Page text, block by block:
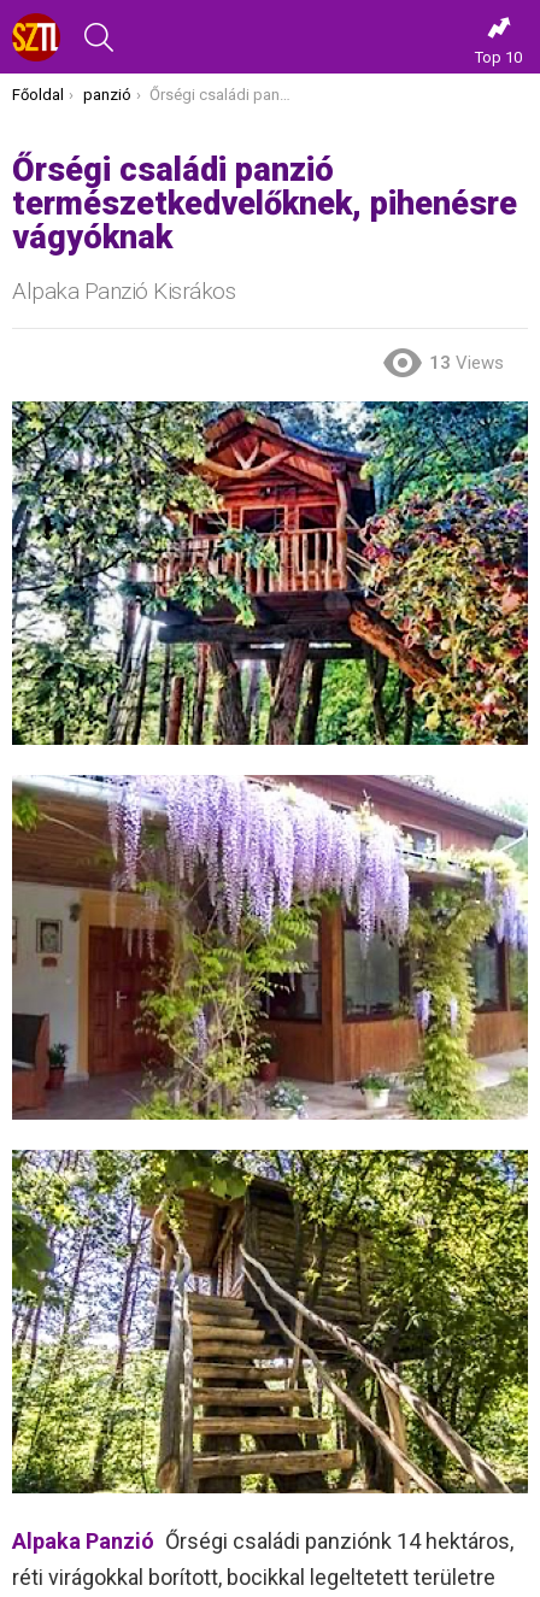
Top 10
Itt vagy most:
Főoldal panzió Őrségi családi panzió természetkedvelőknek, pihenésre vágyóknak
Őrségi családi panzió
természetkedvelőknek, pihenésre
vágyóknak
Alpaka Panzió Kisrákos
13 Views
Alpaka Panzió Őrségi családi panziónk 14 hektáros,
réti virágokkal borított, bocikkal legeltetett területre